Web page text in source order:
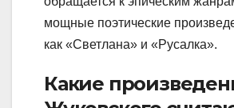
мощные поэтические
как «Светлана» и «Русалка».
Какие